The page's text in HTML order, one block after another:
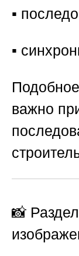
▪️
▪️
важно
📸